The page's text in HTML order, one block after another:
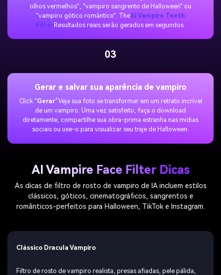
olhos vermelhos", "vampiro sangrento de Halloween" ou
"vampiro gótico romântico". TheAI Vampire Teeth
FilterResultados reais serão gerados em segundos.
03
Gerar e salvar sua aparência de vampiro
Click "Gerar“Veja sua foto se transformar em um retrato incrível
de um vampiro. Uma vez satisfeito, faça o download
diretamente, compartilhe sua obra-prima estranha nas mídias
sociais ou use-o para visualizar seu traje de Halloween.
AI Vampire Face Filter Dicas
As dicas de filtro de rosto de vampiro de IA incluem estilos
clássicos, góticos, cinematográficos, sangrentos e
românticos-perfeitos para Halloween, TikTok e Instagram.
Clássico Dracula Vampiro
Filtro de rosto de vampiro realista, presas afiadas, pele pálida,